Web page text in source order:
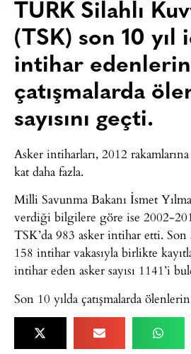
TÜRK Silahlı
(TSK) son 10 yıl
intihar edenlerin
çatışmalarda
sayısını geçti.
Asker intiharları, 2012
kat daha fazla.
Milli Savunma Bakanı İsmet
verdiği bilgilere göre ise 2002-
TSK’da 983 asker intihar etti.
158 intihar vakasıyla birlikte
intihar eden asker sayısı 1141’i
Son 10 yılda çatışmalarda